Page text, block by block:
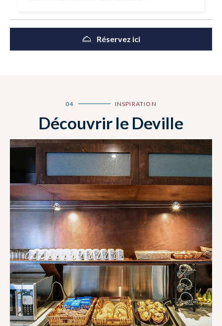
Réservez ici
04 INSPIRATION
Découvrir le Deville